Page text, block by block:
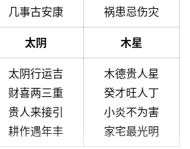
几事古安康
祸患忌伤灾
太阴 木星
太阴行运吉
财喜两三重
贵人来接引
耕作遇年丰
木德贵人星
癸才旺人丁
小炎不为害
家宅最光明